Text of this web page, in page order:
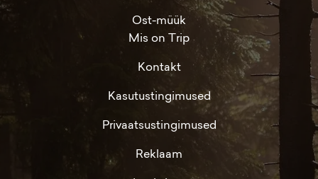
Ost-müük
Mis on Trip
Kontakt
Kasutustingimused
Privaatsustingimused
Reklaam